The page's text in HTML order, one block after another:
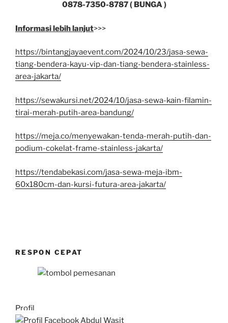
0878-7350-8787 ( BUNGA )
Informasi lebih lanjut>>>
https://bintangjayaevent.com/2024/10/23/jasa-sewa-
tiang-bendera-kayu-vip-dan-tiang-bendera-stainless-
area-jakarta/
https://sewakursi.net/2024/10/jasa-sewa-kain-filamin-
tirai-merah-putih-area-bandung/
https://meja.co/menyewakan-tenda-merah-putih-dan-
podium-cokelat-frame-stainless-jakarta/
https://tendabekasi.com/jasa-sewa-meja-ibm-
60x180cm-dan-kursi-futura-area-jakarta/
RESPON CEPAT
Profil